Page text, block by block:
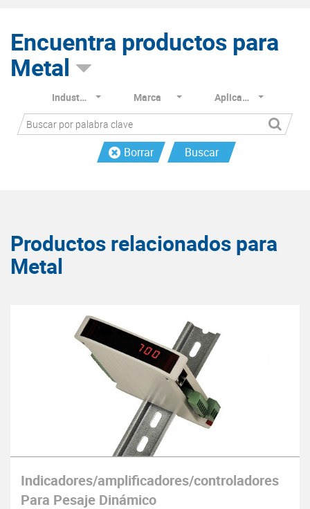
Encuentra productos para
Metal
Industria Marca Aplicación
Borrar Buscar
Productos relacionados para
Metal
Indicadores/amplificadores/controladores
Para Pesaje Dinámico